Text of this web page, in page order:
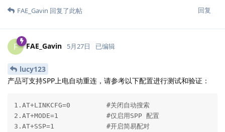
回复
FAE_Gavin 回复了此帖
F FAE_Gavin 5月27日 已编辑
lucy123
产品可支持SPP上电自动重连，请参考以下配置进行测试和验证：
1.AT+LINKCFG=0         #关闭自动搜索
2.AT+MODE=1            #仅启用SPP 配置
3.AT+SSP=1             #开启简易配对